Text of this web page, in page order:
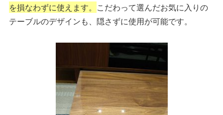
を損なわずに使えます。 こだわって選んだお気に入りの
テーブルのデザインも、隠さずに使用が可能です。